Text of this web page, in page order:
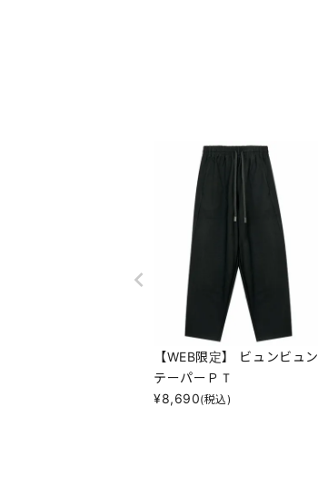
【WEB限定】 ビュンビュン
テーパーＰＴ
¥8,690(税込)